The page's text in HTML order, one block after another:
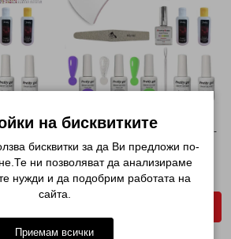
- С 3
СТРАХОТЕН ПОДАРЪК ЗА НЕЯ -
КОМПЛЕКТ ЗА М...
€ 30.47 (59.59лв.)
€ 46.01 (89.99лв.)
на бисквитките
бисквитки за да Ви предложи по-
ни позволяват да анализираме
нужди и да подобрим работата на
сайта.
Приемам всички